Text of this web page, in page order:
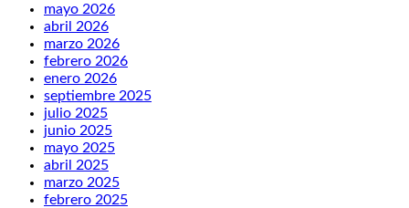
mayo 2026
abril 2026
marzo 2026
febrero 2026
enero 2026
septiembre 2025
julio 2025
junio 2025
mayo 2025
abril 2025
marzo 2025
febrero 2025